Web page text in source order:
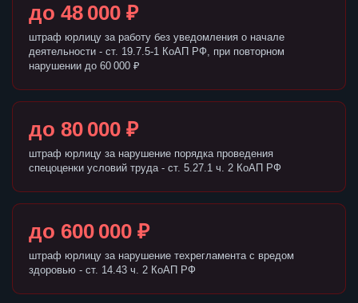
до 48 000 ₽
штраф юрлицу за работу без уведомления о начале
деятельности - ст. 19.7.5-1 КоАП РФ, при повторном
нарушении до 60 000 ₽
до 80 000 ₽
штраф юрлицу за нарушение порядка проведения
спецоценки условий труда - ст. 5.27.1 ч. 2 КоАП РФ
до 600 000 ₽
штраф юрлицу за нарушение техрегламента с вредом
здоровью - ст. 14.43 ч. 2 КоАП РФ